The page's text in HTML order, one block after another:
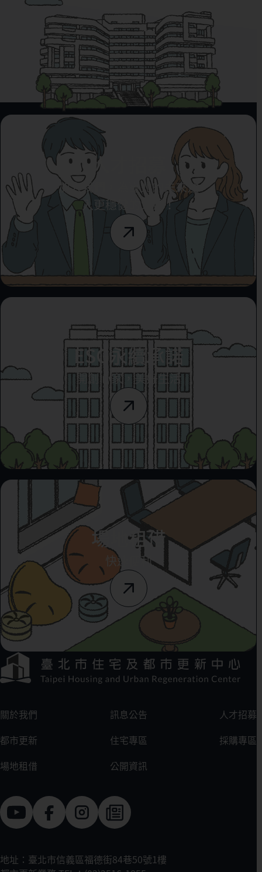
人才招募
加入我們，為臺北的未來注
入更穩健的力量！
ESG永續承諾
開創心家，美好生活
場地租借
快速便利
方選單連結區
:::
關於我們 訊息公告
人才招募
都市更新
住宅專區
採購專區
場地租借
公開資訊
地址：臺北市信義區福德街84巷50號1樓